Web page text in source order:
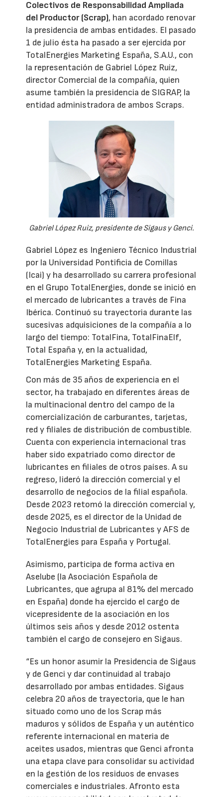
Colectivos de Responsabilidad Ampliada
del Productor (Scrap), han acordado renovar
la presidencia de ambas entidades. El pasado
1 de julio ésta ha pasado a ser ejercida por
TotalEnergies Marketing España, S.A.U., con
la representación de Gabriel López Ruiz,
director Comercial de la compañía, quien
asume también la presidencia de SIGRAP, la
entidad administradora de ambos Scraps.
Gabriel López Ruiz, presidente de Sigaus y Genci.
Gabriel López es Ingeniero Técnico Industrial
por la Universidad Pontificia de Comillas
(Icai) y ha desarrollado su carrera profesional
en el Grupo TotalEnergies, donde se inició en
el mercado de lubricantes a través de Fina
Ibérica. Continuó su trayectoria durante las
sucesivas adquisiciones de la compañía a lo
largo del tiempo: TotalFina, TotalFinaElf,
Total España y, en la actualidad,
TotalEnergies Marketing España.
Con más de 35 años de experiencia en el
sector, ha trabajado en diferentes áreas de
la multinacional dentro del campo de la
comercialización de carburantes, tarjetas,
red y filiales de distribución de combustible.
Cuenta con experiencia internacional tras
haber sido expatriado como director de
lubricantes en filiales de otros países. A su
regreso, lideró la dirección comercial y el
desarrollo de negocios de la filial española.
Desde 2023 retomó la dirección comercial y,
desde 2025, es el director de la Unidad de
Negocio Industrial de Lubricantes y AFS de
TotalEnergies para España y Portugal.
Asimismo, participa de forma activa en
Aselube (la Asociación Española de
Lubricantes, que agrupa al 81% del mercado
en España) donde ha ejercido el cargo de
vicepresidente de la asociación en los
últimos seis años y desde 2012 ostenta
también el cargo de consejero en Sigaus.
“Es un honor asumir la Presidencia de Sigaus
y de Genci y dar continuidad al trabajo
desarrollado por ambas entidades. Sigaus
celebra 20 años de trayectoria, que le han
situado como uno de los Scrap más
maduros y sólidos de España y un auténtico
referente internacional en materia de
aceites usados, mientras que Genci afronta
una etapa clave para consolidar su actividad
en la gestión de los residuos de envases
comerciales e industriales. Afronto esta